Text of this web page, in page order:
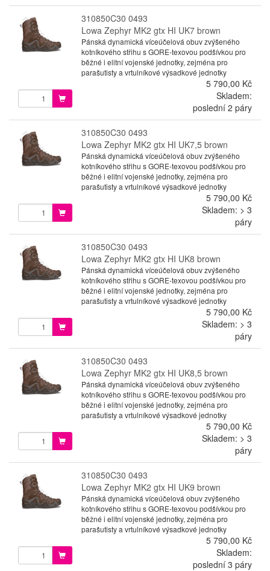
310850C30 0493
Lowa Zephyr MK2 gtx HI UK7 brown
Pánská dynamická víceúčelová obuv zvýšeného
kotníkového střihu s GORE-texovou podšívkou pro
běžné i elitní vojenské jednotky, zejména pro
parašutisty a vrtulníkové výsadkové jednotky
5 790,00 Kč
Skladem:
poslední 2 páry
310850C30 0493
Lowa Zephyr MK2 gtx HI UK7,5 brown
Pánská dynamická víceúčelová obuv zvýšeného
kotníkového střihu s GORE-texovou podšívkou pro
běžné i elitní vojenské jednotky, zejména pro
parašutisty a vrtulníkové výsadkové jednotky
5 790,00 Kč
Skladem: > 3
páry
310850C30 0493
Lowa Zephyr MK2 gtx HI UK8 brown
Pánská dynamická víceúčelová obuv zvýšeného
kotníkového střihu s GORE-texovou podšívkou pro
běžné i elitní vojenské jednotky, zejména pro
parašutisty a vrtulníkové výsadkové jednotky
5 790,00 Kč
Skladem: > 3
páry
310850C30 0493
Lowa Zephyr MK2 gtx HI UK8,5 brown
Pánská dynamická víceúčelová obuv zvýšeného
kotníkového střihu s GORE-texovou podšívkou pro
běžné i elitní vojenské jednotky, zejména pro
parašutisty a vrtulníkové výsadkové jednotky
5 790,00 Kč
Skladem: > 3
páry
310850C30 0493
Lowa Zephyr MK2 gtx HI UK9 brown
Pánská dynamická víceúčelová obuv zvýšeného
kotníkového střihu s GORE-texovou podšívkou pro
běžné i elitní vojenské jednotky, zejména pro
parašutisty a vrtulníkové výsadkové jednotky
5 790,00 Kč
Skladem:
poslední 3 páry